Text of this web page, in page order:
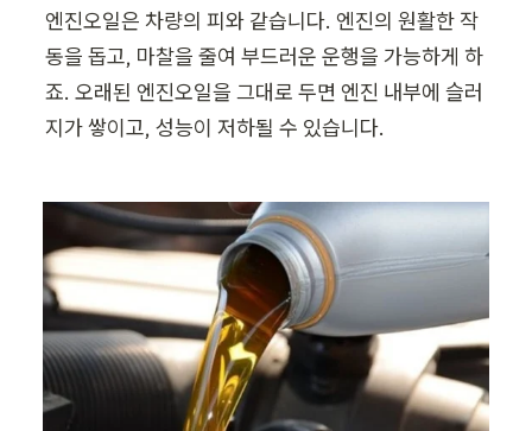
엔진오일은 차량의 피와 같습니다. 엔진의 원활한 작
동을 돕고, 마찰을 줄여 부드러운 운행을 가능하게 하
죠. 오래된 엔진오일을 그대로 두면 엔진 내부에 슬러
지가 쌓이고, 성능이 저하될 수 있습니다.